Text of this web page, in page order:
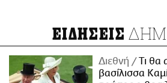
ΕΙΔΗΣΕΙΣ
Διεθνή
Τι θα
βασίλισσα